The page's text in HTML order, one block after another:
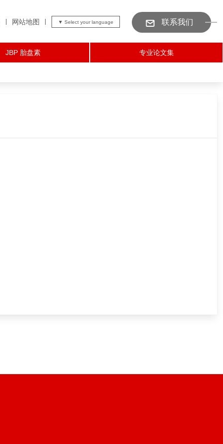
网站地图 联系我们
JBP 胎盘素 专业论文集